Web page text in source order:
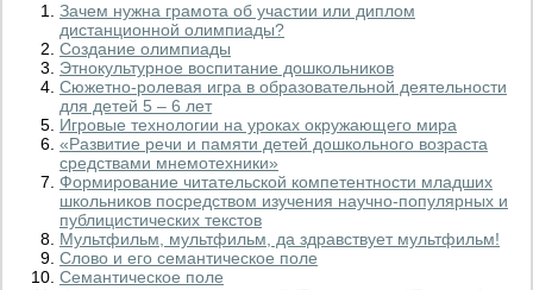
Зачем нужна грамота об участии или диплом
дистанционной олимпиады?
Создание олимпиады
Этнокультурное воспитание дошкольников
Сюжетно-ролевая игра в образовательной деятельности
для детей 5 – 6 лет
Игровые технологии на уроках окружающего мира
«Развитие речи и памяти детей дошкольного возраста
средствами мнемотехники»
Формирование читательской компетентности младших
школьников посредством изучения научно-популярных и
публицистических текстов
Мультфильм, мультфильм, да здравствует мультфильм!
Слово и его семантическое поле
Семантическое поле